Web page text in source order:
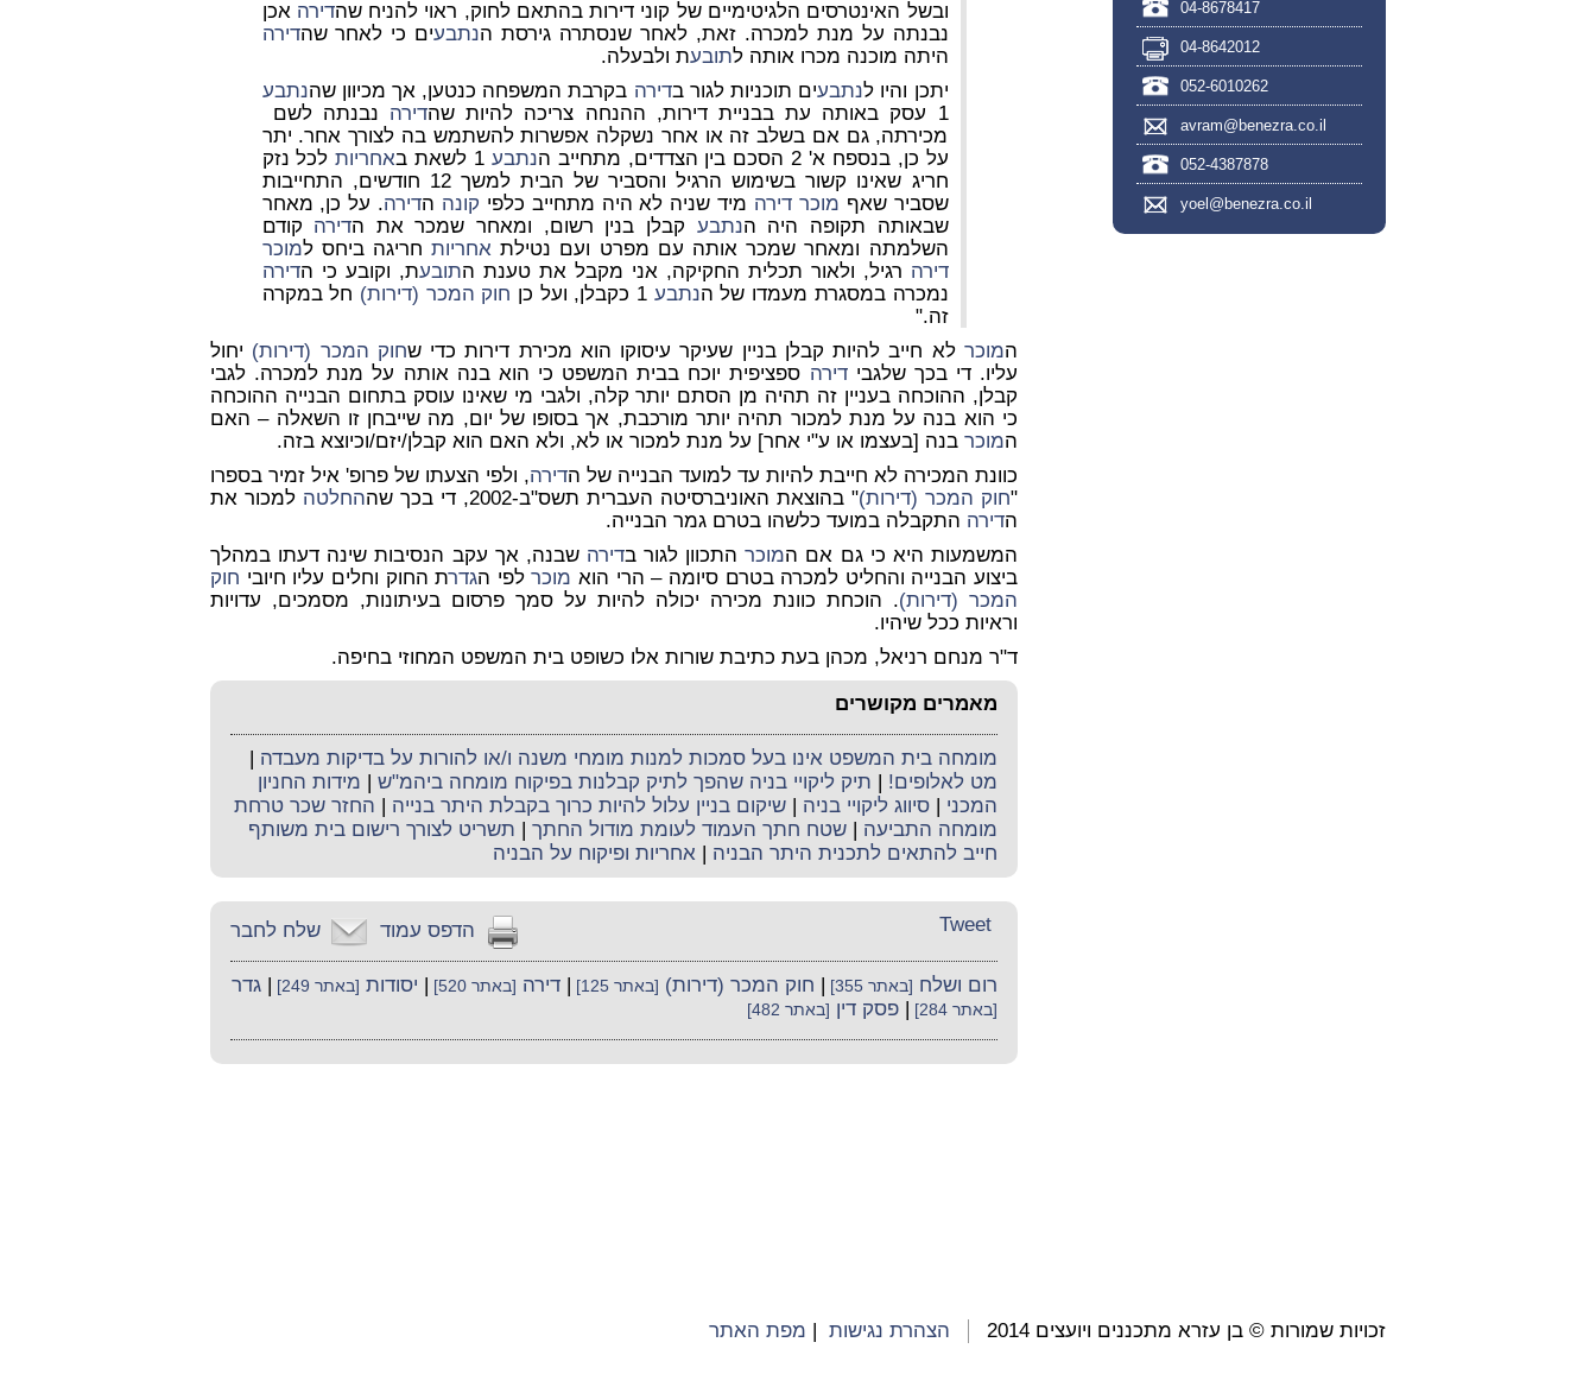
ובשל האינטרסים הלגיטימיים של קוני דירות בהתאם לחוק, ראוי להניח שהדירה אכן
נבנתה על מנת למכרה. זאת, לאחר שנסתרה גירסת הנתבעים כי לאחר שהדירה
היתה מוכנה מכרו אותה לתובעת ולבעלה.
יתכן והיו לנתבעים תוכניות לגור בדירה בקרבת המשפחה כנטען, אך מכיוון שהנתבע
1 עסק באותה עת בבניית דירות, ההנחה צריכה להיות שה
דירה נבנתה לשם
מכירתה, גם אם בשלב זה או אחר נשקלה אפשרות להשתמש בה לצורך אחר. יתר
על כן, בנספח א' 2 הסכם בין הצדדים, מתחייב ה
נתבע 1 לשאת ב אחריותלכל נזק
חריג שאינו קשור בשימוש הרגיל והסביר של הבית למשך 12 חודשים, התחייבות
שסביר שאף מוכר דירה מיד שניה לא היה מתחייב כלפי קונה הדירה. על כן, מאחר
שבאותה תקופה היה הנתבע קבלן בנין רשום, ומאחר שמכר את הדירה קודם
השלמתה ומאחר שמכר אותה עם מפרט ועם נטילת אחריותחריגה ביחס למוכר
דירה רגיל, ולאור תכלית החקיקה, אני מקבל את טענת התובעת, וקובע כי הדירה
נמכרה במסגרת מעמדו של הנתבע חוק המכר (דירות) חל במקרה
זה."
המוכרלא חייב להיות קבלן בניין שעיקר עיסוקו הוא מכירת דירות כדי שחוק המכר (דירות) יחול
עליו. די בכך שלגבידירה ספציפית יוכח בבית המשפט כי הוא בנה אותה על מנת למכרה. לגבי
קבלן, ההוכחה בעניין זה תהיה מן הסתם יותר קלה, ולגבי מי שאינו עוסק בתחום הבנייה ההוכחה
כי הוא בנה על מנת למכור תהיה יותר מורכבת, אך בסופו של יום, מה שייבחן זו השאלה – האם
המוכר בנה [בעצמו או ע"י אחר] על מנת למכור או לא, ולא האם הוא קבלן/יזם/וכיוצא בזה.
כוונת המכירה לא חייבת להיות עד למועד הבנייה של הדירה, ולפי הצעתו של פרופ' איל זמיר בספרו
"חוק המכר (דירות)" בהוצאת האוניברסיטה העברית תשס"ב-2002, די בכך שה החלטה למכור את
הדירה התקבלה במועד כלשהו בטרם גמר הבנייה.
המשמעות היא כי גם אם המוכרהתכוון לגור בדירה שבנה, אך עקב הנסיבות שינה דעתו במהלך
ביצוע הבנייה והחליט למכרה בטרם סיומה – הרי הוא מוכרלפי הגדרת החוק וחלים עליו חיובי חוק
המכר (דירות). הוכחת כוונת מכירה יכולה להיות על סמך פרסום בעיתונות, מסמכים, עדויות
וראיות ככל שיהיו.
ד"ר מנחם רניאל, מכהן בעת כתיבת שורות אלו כשופט בית המשפט המחוזי בחיפה.
מאמרים מקושרים
מומחה בית המשפט אינו בעל סמכות למנות מומחי משנה ו/או להורות על בדיקות מעבדה |
מט לאלופים! | תיק ליקויי בניה שהפך לתיק קבלנות בפיקוח מומחה ביהמ"ש | מידות החניון
המכני | סיווג ליקויי בניה | שיקום בניין עלול להיות כרוך בקבלת היתר בנייה | החזר שכר טרחת
מומחה התביעה | שטח חתך העמוד לעומת מודול החתך | תשריט לצורך רישום בית משותף
חייב להתאים לתכנית היתר הבניה | אחריות ופיקוח על הבניה
שלח לחבר הדפס עמוד Tweet
רום ושלח [באתר 355] | חוק המכר (דירות) [באתר 125] | דירה [באתר 520] | יסודות [באתר 249] | גדר
[באתר 284] | פסק דין [באתר 482]
04-8678417
04-8642012
052-6010262
avram@benezra.co.il
052-4387878
yoel@benezra.co.il
זכויות שמורות © בן עזרא מתכננים ויועצים 2014 הצהרת נגישות | מפת האתר